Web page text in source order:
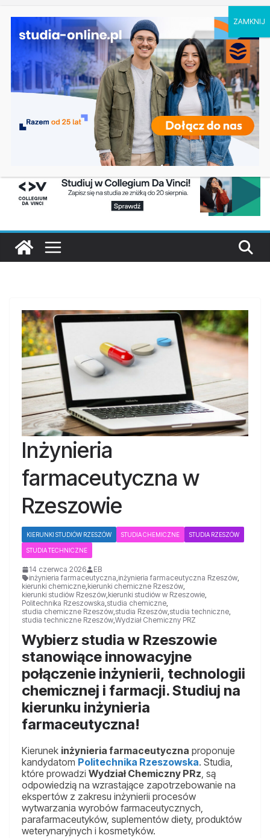
Ostatnie
wpisy:
Filologia słowiańska w Krakowie
Studia historyczne w Łodzi
Analityka biznesowa i Data Science – Collegium
Da Vinci w Poznaniu
Chemia w Opolu
Biologia w Rzeszowie
Inżynieria
farmaceutyczna w
Rzeszowie
KIERUNKI STUDIÓW RZESZÓW STUDIA CHEMICZNE STUDIA RZESZÓW
STUDIA TECHNICZNE
14 czerwca 2026
EB
inżynieria farmaceutyczna,inżynieria farmaceutyczna Rzeszów,
kierunki chemiczne,kierunki chemiczne Rzeszów,
kierunki studiów Rzeszów,kierunki studiów w Rzeszowie,
Politechnika Rzeszowska,studia chemiczne,
studia chemiczne Rzeszów,studia Rzeszów,studia techniczne,
studia techniczne Rzeszów,Wydział Chemiczny PRZ
Wybierz studia w Rzeszowie
stanowiące innowacyjne
połączenie inżynierii, technologii
chemicznej i farmacji. Studiuj na
kierunku inżynieria
farmaceutyczna!
Kierunek inżynieria farmaceutyczna proponuje
kandydatom Politechnika Rzeszowska. Studia,
które prowadzi Wydział Chemiczny PRz, są
odpowiedzią na wzrastające zapotrzebowanie na
ekspertów z zakresu inżynierii procesów
wytwarzania wyrobów farmaceutycznych,
parafarmaceutyków, suplementów diety, produktów
weterynaryjnych i kosmetyków.